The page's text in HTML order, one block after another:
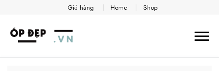
Giỏ hàng Home Shop